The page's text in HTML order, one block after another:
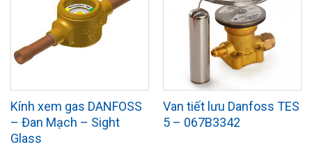
Kính xem gas DANFOSS
– Đan Mạch – Sight
Glass
Van tiết lưu Danfoss TES
5 – 067B3342